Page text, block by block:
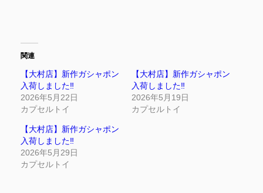
関連
【大村店】新作ガシャポン
入荷しました‼︎
2026年5月22日
カプセルトイ
【大村店】新作ガシャポン
入荷しました‼︎
2026年5月19日
カプセルトイ
【大村店】新作ガシャポン
入荷しました‼︎
2026年5月29日
カプセルトイ